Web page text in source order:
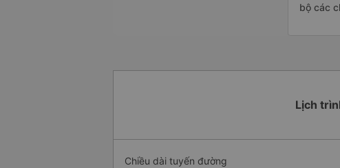
bộ các
Lịch
Chiều dài tuyến đường